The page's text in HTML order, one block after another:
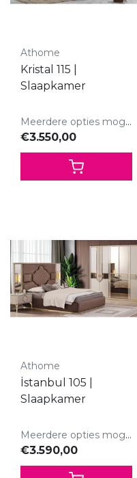
Athome
Kristal 115 |
Slaapkamer
Meerdere opties mogelijk.
€3.550,00
Athome
İstanbul 105 |
Slaapkamer
Meerdere opties mogelijk.
€3.590,00